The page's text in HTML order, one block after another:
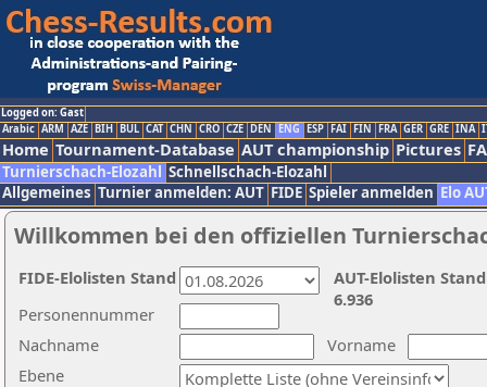
Logged on: Gast
Arabic ARM AZE BIH BUL CAT CHN CRO CZE DEN ENG ESP FAI FIN FRA GER GRE INA
Home Tournament-Database AUT championship Pictures
Turnierschach-Elozahl Schnellschach-Elozahl
Allgemeines Turnier anmelden: AUT FIDE Spieler anmelden Elo
Willkommen bei den offiziellen
Nachname
Vorname
Ebene
Personennummer
AUT-Elolisten
6.936
FIDE-Elolisten Stand